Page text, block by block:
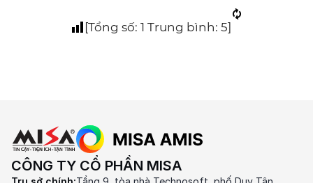
[Tổng số: 1 Trung bình: 5]
CÔNG TY CỔ PHẦN MISA